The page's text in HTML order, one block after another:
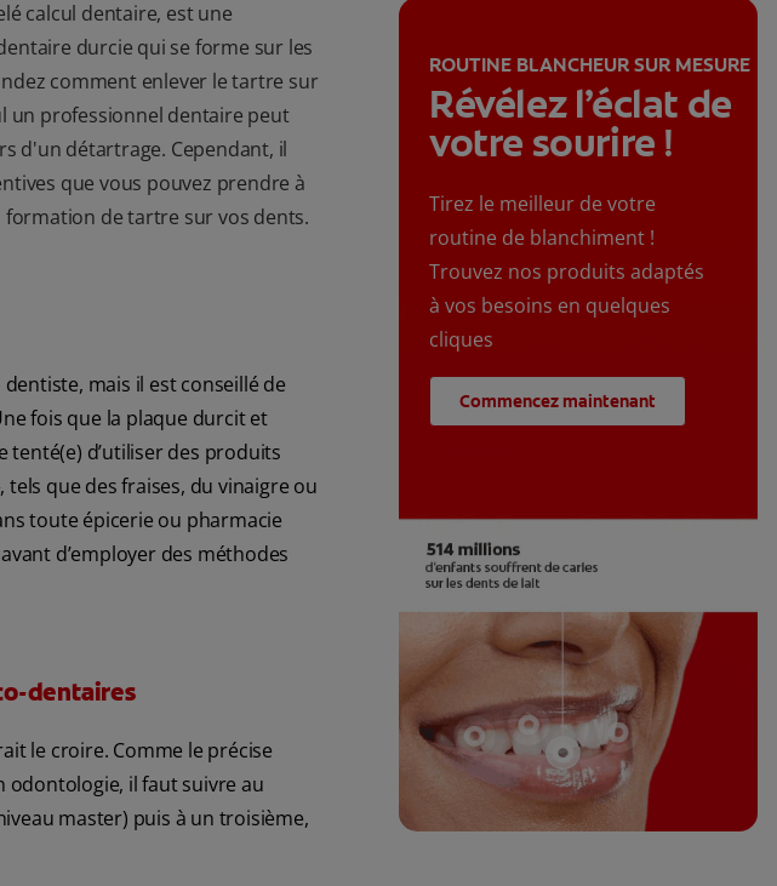
calcul dentaire, est une
durcie qui se forme sur les
comment enlever le tartre sur
un professionnel dentaire peut
d'un détartrage. Cependant, il
que vous pouvez prendre à
de tartre sur vos dents.
mais il est conseillé de
fois que la plaque durcit et
tenté(e) d’utiliser des produits
que des fraises, du vinaigre ou
toute épicerie ou pharmacie
d’employer des méthodes
dentaires
le croire. Comme le précise
odontologie, il faut suivre au
master) puis à un troisième,
ROUTINE BLANCHEUR SUR MESURE
Révélez l’éclat de
votre sourire !
Tirez le meilleur de votre
routine de blanchiment !
Trouvez nos produits adaptés
à vos besoins en quelques
cliques
Commencez maintenant